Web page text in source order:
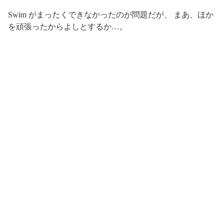
Swim がまったくできなかったのが問題だが、 まあ、ほか
を頑張ったからよしとするか…。